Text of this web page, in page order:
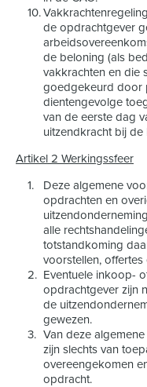
de opdrachtgever
de beloning (als
vakkrachten en die
goedgekeurd door
dientengevolge
van de eerste dag
uitzendkracht bij
Artikel 2 Werkingssfeer
Deze algemene
opdrachten en
alle
totstandkoming
voorstellen,
Eventuele inkoop-
opdrachtgever zijn
de
gewezen.
Van deze
zijn slechts van
overeengekomen
opdracht.